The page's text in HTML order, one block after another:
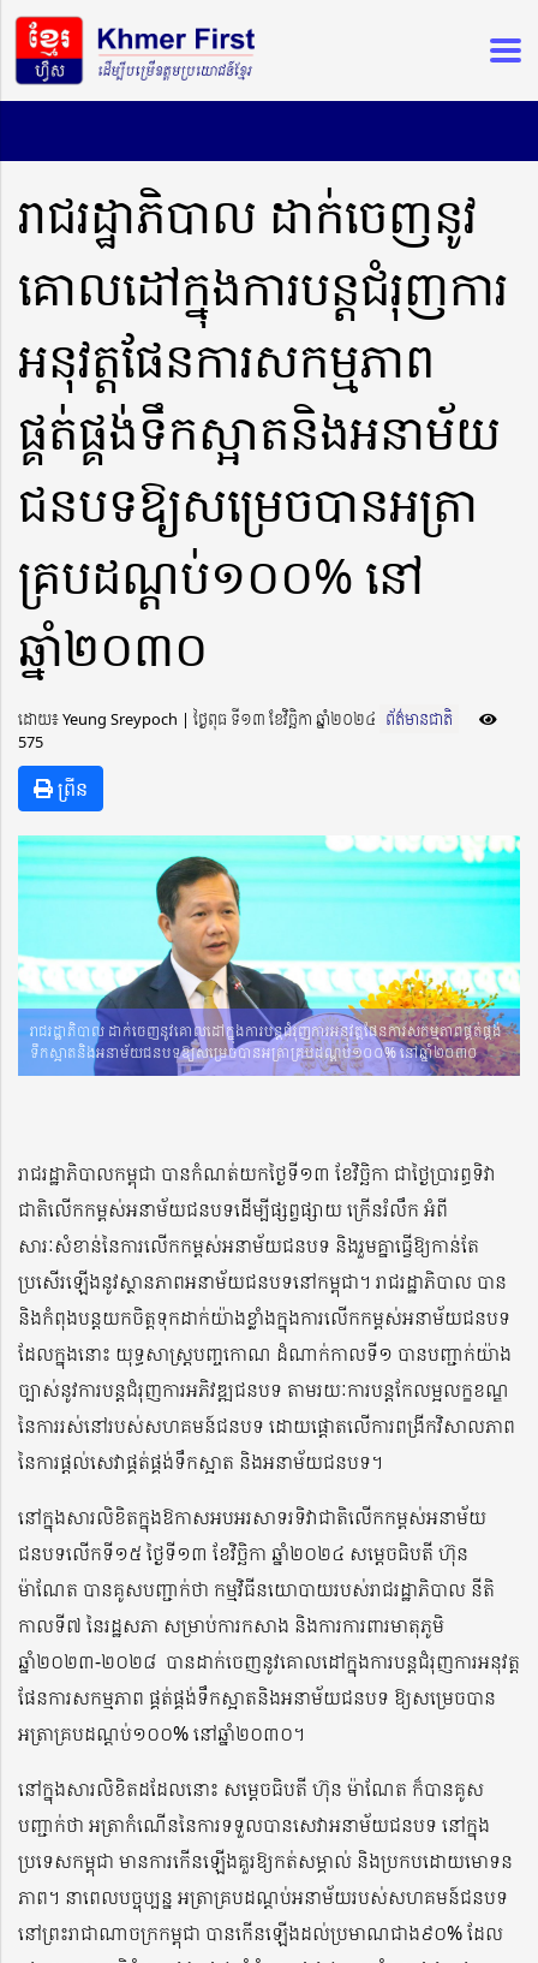
រាជរដ្ឋាភិបាល ដាក់ចេញនូវ
គោលដៅក្នុងការបន្តជំរុញការ
អនុវត្តផែនការសកម្មភាព
ផ្គត់ផ្គង់ទឹកស្អាតនិងអនាម័យ
ជនបទឱ្យសម្រេចបានអត្រា
គ្របដណ្តប់១០០% នៅ
ឆ្នាំ២០៣០
ដោយ៖ Yeung Sreypoch ​​ | ថ្ងៃពុធ ទី១៣ ខែវិច្ឆិកា ឆ្នាំ២០២៤ ព័ត៌មានជាតិ
575
ព្រីន
រាជរដ្ឋាភិបាល ដាក់ចេញនូវគោលដៅក្នុងការបន្តជំរុញការអនុវត្តផែនការសកម្មភាពផ្គត់ផ្គង់
ទឹកស្អាតនិងអនាម័យជនបទឱ្យសម្រេចបានអត្រាគ្របដណ្តប់១០០% នៅឆ្នាំ២០៣០
រាជរដ្ឋាភិបាលកម្ពុជា បានកំណត់យកថ្ងៃទី១៣ ខែវិច្ឆិកា ជាថ្ងៃប្រារព្ធទិវា
ជាតិលើកកម្ពស់អនាម័យជនបទដើម្បីផ្សព្វផ្សាយ ក្រើនរំលឹក អំពី
សារៈសំខាន់នៃការលើកកម្ពស់អនាម័យជនបទ និងរួមគ្នាធ្វើឱ្យកាន់តែ
ប្រសើរឡើងនូវស្ថានភាពអនាម័យជនបទនៅកម្ពុជា។ រាជរដ្ឋាភិបាល បាន
និងកំពុងបន្តយកចិត្តទុកដាក់យ៉ាងខ្លាំងក្នុងការលើកកម្ពស់អនាម័យជនបទ
ដែលក្នុងនោះ យុទ្ធសាស្រ្តបញ្ចកោណ ដំណាក់កាលទី១ បានបញ្ជាក់យ៉ាង
ច្បាស់នូវការបន្តជំរុញការអភិវឌ្ឍជនបទ តាមរយៈការបន្តកែលម្អលក្ខខណ្ឌ
នៃការរស់នៅរបស់សហគមន៍ជនបទ ដោយផ្តោតលើការពង្រីកវិសាលភាព
នៃការផ្តល់សេវាផ្គត់ផ្គង់ទឹកស្អាត និងអនាម័យជនបទ។
នៅក្នុងសារលិខិតក្នុងឱកាសអបអរសាទរទិវាជាតិលើកកម្ពស់អនាម័យ
ជនបទលើកទី១៥ ថ្ងៃទី១៣ ខែវិច្ឆិកា ឆ្នាំ២០២៤ សម្តេចធិបតី ហ៊ុន
ម៉ាណែត បានគូសបញ្ជាក់ថា កម្មវិធីនយោបាយរបស់រាជរដ្ឋាភិបាល នីតិ
កាលទី៧ នៃរដ្ឋសភា សម្រាប់ការកសាង និងការការពារមាតុភូមិ
ឆ្នាំ២០២៣-២០២៨ បានដាក់ចេញនូវគោលដៅក្នុងការបន្តជំរុញការអនុវត្ត
ផែនការសកម្មភាព ផ្គត់ផ្គង់ទឹកស្អាតនិងអនាម័យជនបទ ឱ្យសម្រេចបាន
អត្រាគ្របដណ្តប់១០០% នៅឆ្នាំ២០៣០។
នៅក្នុងសារលិខិតដដែលនោះ សម្តេចធិបតី ហ៊ុន ម៉ាណែត ក៏បានគូស
បញ្ជាក់ថា អត្រាកំណើននៃការទទួលបានសេវាអនាម័យជនបទ នៅក្នុង
ប្រទេសកម្ពុជា មានការកើនឡើងគួរឱ្យកត់សម្គាល់ និងប្រកបដោយមោទន
ភាព។ នាពេលបច្ចុប្បន្ន អត្រាគ្របដណ្តប់អនាម័យរបស់សហគមន៍ជនបទ
នៅព្រះរាជាណាចក្រកម្ពុជា បានកើនឡើងដល់ប្រមាណជាង៩០% ដែល